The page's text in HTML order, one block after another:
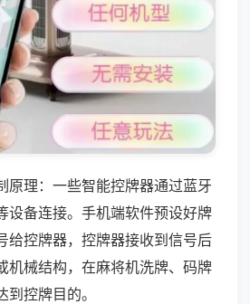
原理：一些智能控牌器通过蓝牙
设备连接。手机端软件预设好牌
给控牌器，控牌器接收到信号后
机械结构，在麻将机洗牌、码牌
控牌目的。